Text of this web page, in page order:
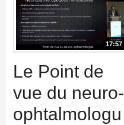
17:57
Le Point de
vue du neuro-
ophtalmologu